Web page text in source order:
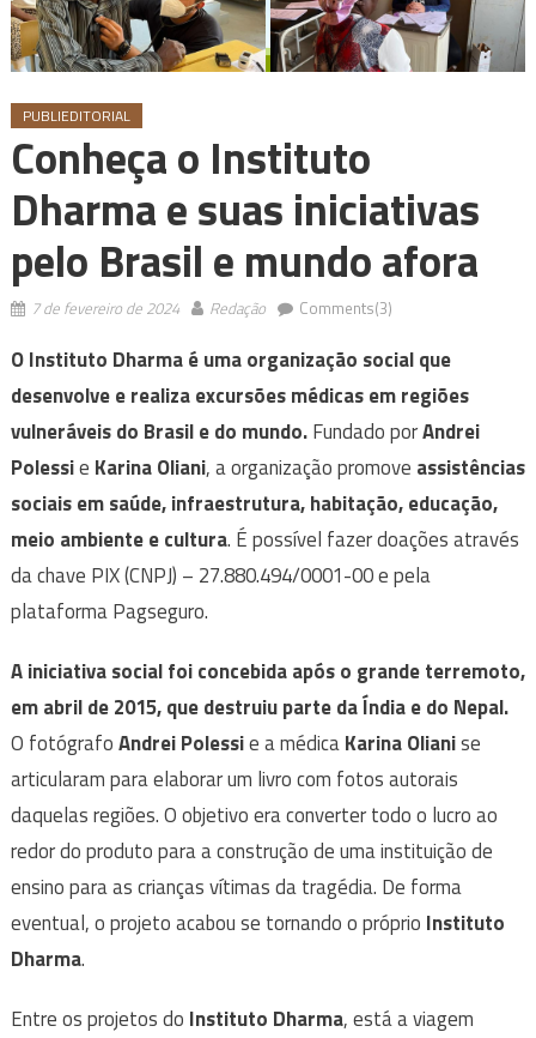
PUBLIEDITORIAL
Conheça o Instituto
Dharma e suas iniciativas
pelo Brasil e mundo afora
7 de fevereiro de 2024 Redação Comments(3)
O Instituto Dharma é uma organização social que
desenvolve e realiza excursões médicas em regiões
vulneráveis do Brasil e do mundo.Fundado porAndrei
Polessie Karina Oliani, a organização promove assistências
sociais em saúde, infraestrutura, habitação, educação,
meio ambiente e cultura. É possível fazer doações através
da chave PIX (CNPJ) – 27.880.494/0001-00 e pela
plataforma Pagseguro.
A iniciativa social foi concebida após o grande terremoto,
em abril de 2015, que destruiu parte da Índia e do Nepal.
O fotógrafoAndrei Polessie a médicaKarina Olianise
articularam para elaborar um livro com fotos autorais
daquelas regiões. O objetivo era converter todo o lucro ao
redor do produto para a construção de uma instituição de
ensino para as crianças vítimas da tragédia. De forma
eventual, o projeto acabou se tornando o próprio Instituto
Dharma.
Entre os projetos do Instituto Dharma, está a viagem